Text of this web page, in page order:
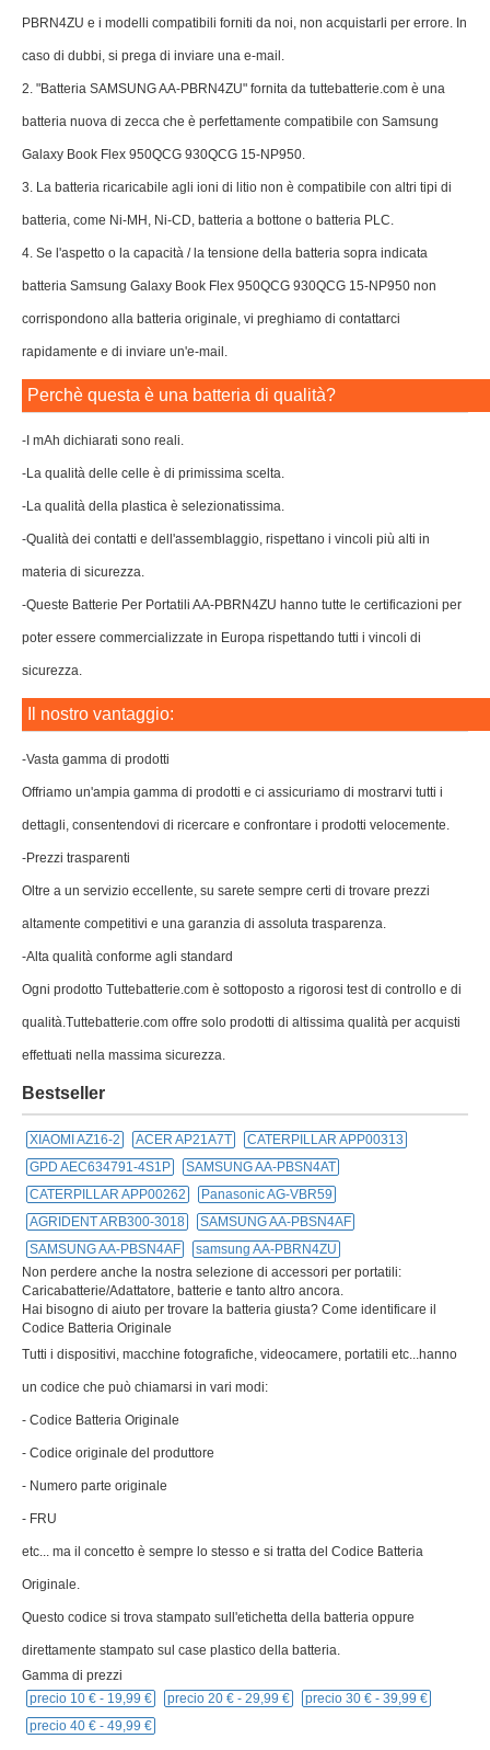
PBRN4ZU e i modelli compatibili forniti da noi, non acquistarli per errore. In
caso di dubbi, si prega di inviare una e-mail.
2. "Batteria SAMSUNG AA-PBRN4ZU" fornita da tuttebatterie.com è una
batteria nuova di zecca che è perfettamente compatibile con Samsung
Galaxy Book Flex 950QCG 930QCG 15-NP950.
3. La batteria ricaricabile agli ioni di litio non è compatibile con altri tipi di
batteria, come Ni-MH, Ni-CD, batteria a bottone o batteria PLC.
4. Se l'aspetto o la capacità / la tensione della batteria sopra indicata
batteria Samsung Galaxy Book Flex 950QCG 930QCG 15-NP950 non
corrispondono alla batteria originale, vi preghiamo di contattarci
rapidamente e di inviare un'e-mail.
Perchè questa è una batteria di qualità?
-I mAh dichiarati sono reali.
-La qualità delle celle è di primissima scelta.
-La qualità della plastica è selezionatissima.
-Qualità dei contatti e dell'assemblaggio, rispettano i vincoli più alti in
materia di sicurezza.
-Queste Batterie Per Portatili AA-PBRN4ZU hanno tutte le certificazioni per
poter essere commercializzate in Europa rispettando tutti i vincoli di
sicurezza.
Il nostro vantaggio:
-Vasta gamma di prodotti
Offriamo un'ampia gamma di prodotti e ci assicuriamo di mostrarvi tutti i
dettagli, consentendovi di ricercare e confrontare i prodotti velocemente.
-Prezzi trasparenti
Oltre a un servizio eccellente, su sarete sempre certi di trovare prezzi
altamente competitivi e una garanzia di assoluta trasparenza.
-Alta qualità conforme agli standard
Ogni prodotto Tuttebatterie.com è sottoposto a rigorosi test di controllo e di
qualità.Tuttebatterie.com offre solo prodotti di altissima qualità per acquisti
effettuati nella massima sicurezza.
Bestseller
XIAOMI AZ16-2 ACER AP21A7T
CATERPILLAR APP00313
GPD AEC634791-4S1P
SAMSUNG AA-PBSN4AT
CATERPILLAR APP00262
Panasonic AG-VBR59
AGRIDENT ARB300-3018
SAMSUNG AA-PBSN4AF
SAMSUNG AA-PBSN4AF
samsung AA-PBRN4ZU
Non perdere anche la nostra selezione di accessori per portatili:
Caricabatterie/Adattatore, batterie e tanto altro ancora.
Hai bisogno di aiuto per trovare la batteria giusta? Come identificare il
Codice Batteria Originale
Tutti i dispositivi, macchine fotografiche, videocamere, portatili etc...hanno
un codice che può chiamarsi in vari modi:
- Codice Batteria Originale
- Codice originale del produttore
- Numero parte originale
- FRU
etc... ma il concetto è sempre lo stesso e si tratta del Codice Batteria
Originale.
Questo codice si trova stampato sull'etichetta della batteria oppure
direttamente stampato sul case plastico della batteria.
Gamma di prezzi
precio 10 € - 19,99 € precio 20 € - 29,99 € precio 30 € - 39,99 €
precio 40 € - 49,99 €